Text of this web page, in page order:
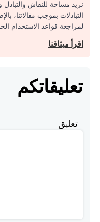
نريد مساحة للنقاش
التبادلات بموجب مقالاتنا،
لمراجعة قواعد الاستخدام
اقرأ ميثاقنا
تعليقاتكم
تعليق